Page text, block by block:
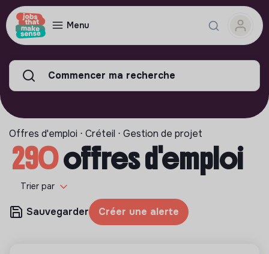
Menu
Commencer ma recherche
Offres d'emploi ⋅ Créteil ⋅ Gestion de projet
290offres d'emploi
Trier par
Sauvegarder Créer une alerte